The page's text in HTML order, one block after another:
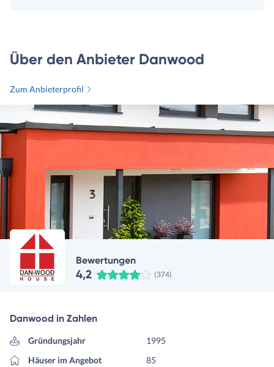
Über den Anbieter Danwood
Zum Anbieterprofil
Bewertungen
4,2 (374)
Danwood in Zahlen
Gründungsjahr
1995
Häuser im Angebot
85